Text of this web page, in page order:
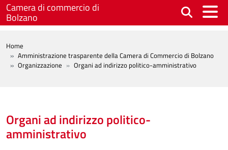
Salta al contenuto principale
Camera di commercio di
Bolzano
BREADCRUMB
Home
Amministrazione trasparente della Camera di Commercio di Bolzano
Organizzazione
Organi ad indirizzo politico-amministrativo
Organi ad indirizzo politico-
amministrativo